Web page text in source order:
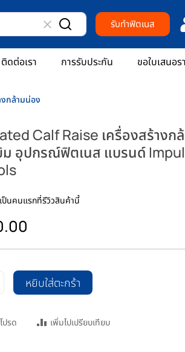
รับทำฟิตเนส
ติดต่อเรา การรับประกัน ขอใบเสนอร
งกล้ามน่อง
Calf Raise เครื่องสร้างก
ม อุปกรณ์ฟิตเนส แบรนด์
เป็นคนแรกที่รีวิวสินค้านี้
หยิบใส่ตะกร้า
ปรด เพิ่มไปเปรียบเทียบ